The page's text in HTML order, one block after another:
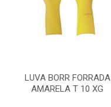
LUVA BORR FORRADA
AMARELA T 10 XG